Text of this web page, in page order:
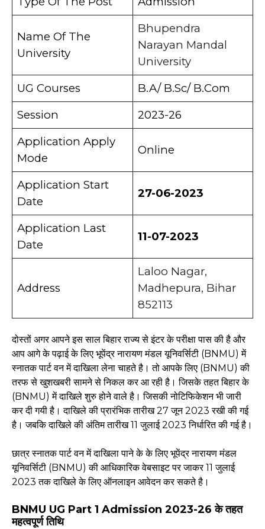
Name Of The
University
Bhupendra
Narayan Mandal
University
UG Courses
B.A/ B.Sc/ B.Com
Session
2023-26
Application Apply
Mode
Online
Application Start
Date
27-06-2023
Application Last
Date
11-07-2023
Address
Laloo Nagar,
Madhepura, Bihar
852113
दोस्तों अगर आपने इस साल बिहार राज्य से इंटर के परीक्षा पास की है और
आप आगे के पढ़ाई के लिए भूपेंद्र नारायण मंडल यूनिवर्सिटी (BNMU) में
स्नातक पार्ट वन में दाखिला लेना चाहते है। तो आपके लिए (BNMU) की
तरफ से खुशखबरी सामने से निकल कर आ रही है। जिसके तहत बिहार के
(BNMU) में दाखिले शुरु होने वाले है। जिसकी नोटिफिकेशन भी जारी
कर दी गयी है। दाखिले की प्रारंभिक तारीख 27 जून 2023 रखी की गई
है। जबकि दाखिले की अंतिम तारीख 11 जुलाई 2023 निर्धारित की गई है।
छात्र स्नातक पार्ट वन में दाखिला पाने के के लिए भूपेंद्र नारायण मंडल
यूनिवर्सिटी (BNMU) की आधिकारिक वेबसाइट पर जाकर 11 जुलाई
2023 तक दाखिले के लिए ऑनलाइन आवेदन कर सकते है।
BNMU UG Part 1 Admission 2023-26 के तहत
महत्वपूर्ण तिथि